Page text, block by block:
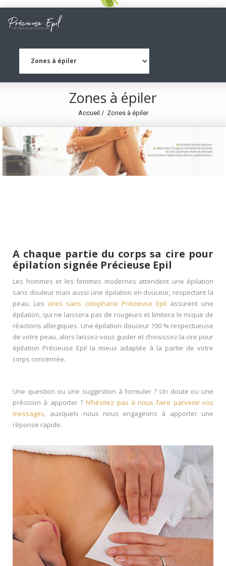
Zones à épiler
Accueil Zones à épiler
A chaque partie du corps sa cire pour
épilation signée Précieuse Epil
Les hommes et les femmes modernes attendent une épilation
sans douleur mais aussi une épilation en douceur, respectant la
peau. Les cires sans colophane Précieuse Epil assurent une
épilation, qui ne laissera pas de rougeurs et limitera le risque de
réactions allergiques. Une épilation douceur 100 % respectueuse
de votre peau, alors laissez-vous guider et choisissez la cire pour
épilation Précieuse Epil la mieux adaptée à la partie de votre
corps concernée.
Une question ou une suggestion à formuler ? Un doute ou une
précision à apporter ?N’hésitez pas à nous faire parvenir vos
messages, auxquels nous nous engageons à apporter une
réponse rapide.